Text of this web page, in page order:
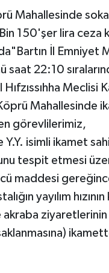
Mahallesinde
150'şer lira ceza
İl
saat 22:10
Hıfzıssıhha
Mahallesinde
görevlilerimiz,
isimli ikamet
tespit etmesi
maddesi
yayılım